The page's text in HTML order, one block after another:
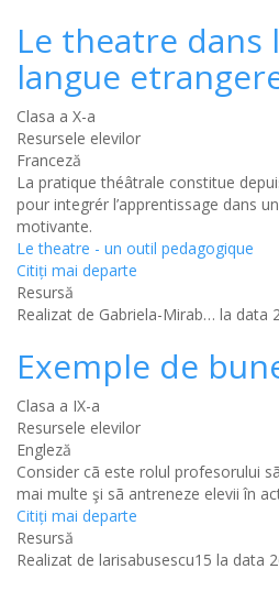
Le theatre dans
langue
Clasa a X-a
Resursele elevilor
Franceză
La pratique théâtrale constitue
pour integrér l’apprentissage dans
motivante.
Le theatre - un outil pedagogique
Citiţi mai departe
Resursă
Realizat de Gabriela-Mirab… la data
Exemple de
Clasa a IX-a
Resursele elevilor
Engleză
Consider cã este rolul profesorului
mai multe şi sã antreneze elevii în
Citiţi mai departe
Resursă
Realizat de larisabusescu15 la data